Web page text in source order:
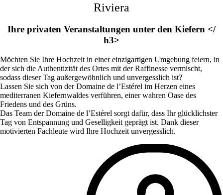
Riviera
Ihre privaten Veranstaltungen unter den Kiefern </
h3>
Möchten Sie Ihre Hochzeit in einer einzigartigen Umgebung feiern, in
der sich die Authentizität des Ortes mit der Raffinesse vermischt,
sodass dieser Tag außergewöhnlich und unvergesslich ist?
Lassen Sie sich von der Domaine de l’Estérel im Herzen eines
mediterranen Kiefernwaldes verführen, einer wahren Oase des
Friedens und des Grüns.
Das Team der Domaine de l’Estérel sorgt dafür, dass Ihr glücklichster
Tag von Entspannung und Geselligkeit geprägt ist. Dank dieser
motivierten Fachleute wird Ihre Hochzeit unvergesslich.